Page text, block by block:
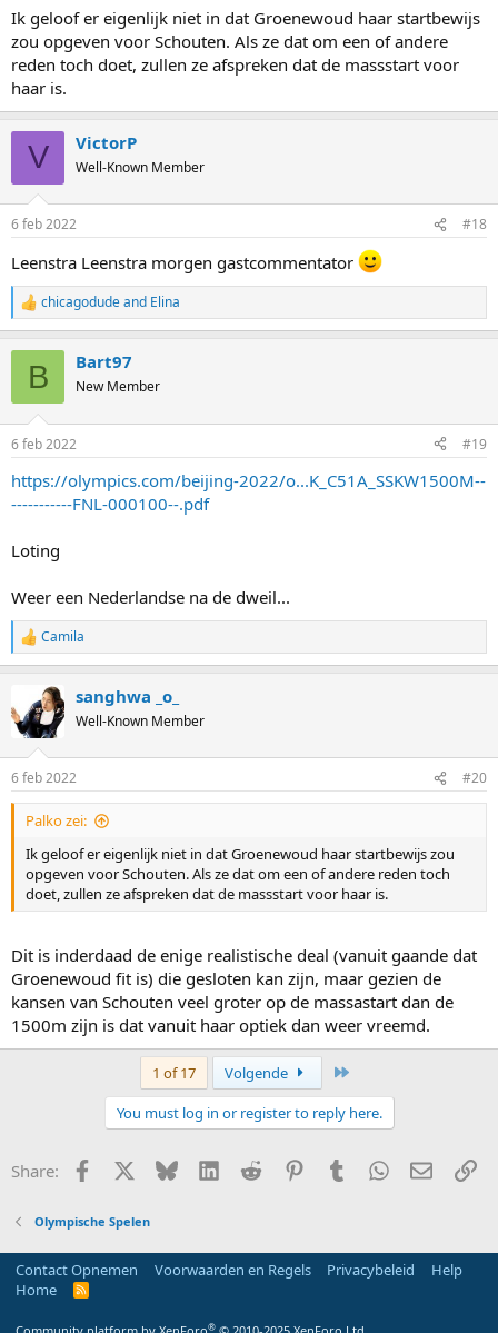
Ik geloof er eigenlijk niet in dat Groenewoud haar startbewijs
zou opgeven voor Schouten. Als ze dat om een of andere
reden toch doet, zullen ze afspreken dat de massstart voor
haar is.
V VictorP
Well-Known Member
6 feb 2022 #18
Leenstra Leenstra morgen gastcommentator
R
e
n
s
chicagodudeand Elina
B Bart97
New Member
6 feb 2022 #19
https://olympics.com/beijing-2022/o...K_C51A_SSKW1500M--
-----------FNL-000100--.pdf
Loting
Weer een Nederlandse na de dweil...
R
e
t
i
n
s
:
Camila
sanghwa _o_
Well-Known Member
6 feb 2022 #20
Palko zei:
Ik geloof er eigenlijk niet in dat Groenewoud haar startbewijs zou
opgeven voor Schouten. Als ze dat om een of andere reden toch
doet, zullen ze afspreken dat de massstart voor haar is.
Dit is inderdaad de enige realistische deal (vanuit gaande dat
Groenewoud fit is) die gesloten kan zijn, maar gezien de
kansen van Schouten veel groter op de massastart dan de
1500m zijn is dat vanuit haar optiek dan weer vreemd.
1 of 17 Volgende
You must log in or register to reply here.
Share: Facebook Bluesky LinkedInReddit PinterestTumblrWhatsApp
E-mail
Olympische Spelen
Contact Opnemen Voorwaarden en Regels Privacybeleid
Help
Home
R
®